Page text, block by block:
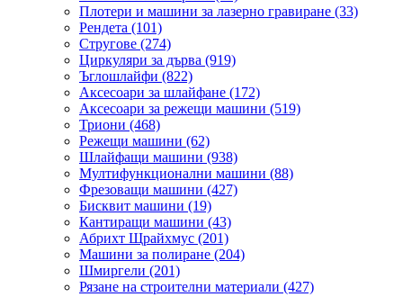
Плотери и машини за лазерно гравиране (33)
Рендета (101)
Стругове (274)
Циркуляри за дърва (919)
Ъглошлайфи (822)
Аксесоари за шлайфане (172)
Аксесоари за режещи машини (519)
Триони (468)
Режещи машини (62)
Шлайфащи машини (938)
Мултифункционални машини (88)
Фрезоващи машини (427)
Бисквит машини (19)
Кантиращи машини (43)
Абрихт Щрайхмус (201)
Машини за полиране (204)
Шмиргели (201)
Рязане на строителни материали (427)